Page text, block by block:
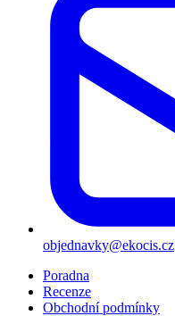
objednavky@ekocis.cz
Poradna
Recenze
Obchodní podmínky